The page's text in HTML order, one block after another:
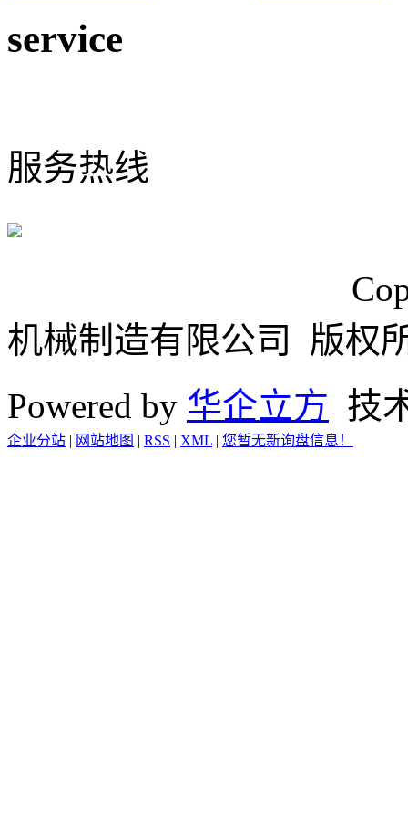
service
服务热线
机械制造有限公司 版权
Powered by 华企立方 技
企业分站 | 网站地图 | RSS | XML | 您暂无新询盘信息！